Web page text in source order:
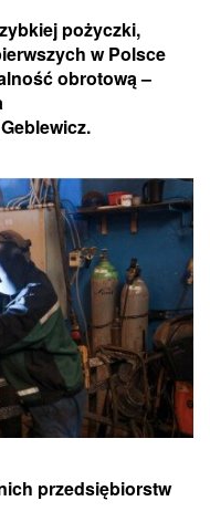
pożyczki,
w Polsce
obrotową –
przedsiębiorstw